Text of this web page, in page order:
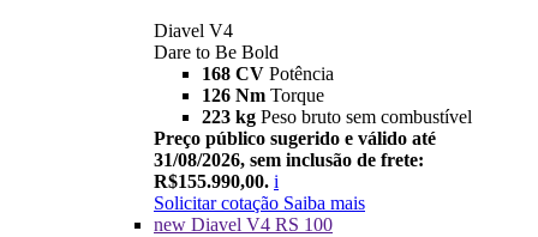
Diavel V4
Dare to Be Bold
168 CV Potência
126 Nm Torque
223 kg Peso bruto sem combustível
Preço público sugerido e válido até
31/08/2026, sem inclusão de frete:
R$155.990,00. i
Solicitar cotação Saiba mais
new Diavel V4 RS 100